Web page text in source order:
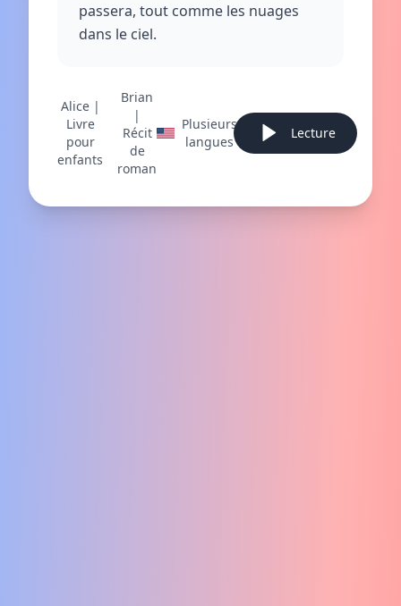
passera, tout comme les nuages
dans le ciel.
Alice |
Livre
pour
enfants
Brian
|
Récit
de
roman
Plusieurs
langues
Lecture